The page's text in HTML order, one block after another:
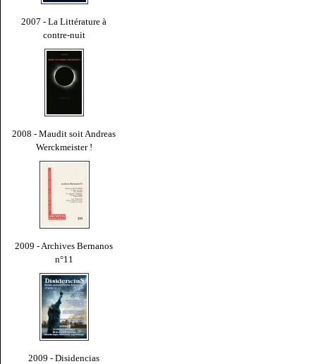
2007 - La Littérature à
contre-nuit
2008 - Maudit soit Andreas
Werckmeister !
2009 - Archives Bernanos
n°11
2009 - Disidencias